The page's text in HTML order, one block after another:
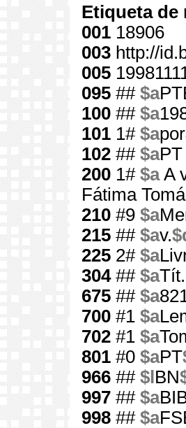
Etiqueta de
001 18906
003 http://
005
095 ## $a
100 ## $a
101 1# $apor
102 ## $aPT
200 1# $aA
Fátima
210 #9 $a
215 ## $av.
225 2# $a
304## $a
675 ## $a
700 #1 $a
702 #1 $a
801 #0 $aPT
966 ## $l BN
997 ## $a
998 ## $a